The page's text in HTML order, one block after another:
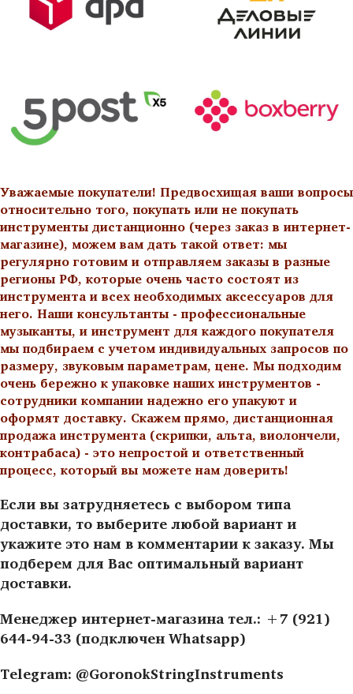
Уважаемые покупатели! Предвосхищая ваши вопросы
относительно того, покупать или не покупать
инструменты дистанционно (через заказ в интернет-
магазине), можем вам дать такой ответ: мы
регулярно готовим и отправляем заказы в разные
регионы РФ, которые очень часто состоят из
инструмента и всех необходимых аксессуаров для
него. Наши консультанты - профессиональные
музыканты, и инструмент для каждого покупателя
мы подбираем с учетом индивидуальных запросов по
размеру, звуковым параметрам, цене. Мы подходим
очень бережно к упаковке наших инструментов -
сотрудники компании надежно его упакуют и
оформят доставку. Скажем прямо, дистанционная
продажа инструмента (скрипки, альта, виолончели,
контрабаса) - это непростой и ответственный
процесс, который вы можете нам доверить!
Если вы затрудняетесь с выбором типа
доставки, то выберите любой вариант и
укажите это нам в комментарии к заказу. Мы
подберем для Вас оптимальный вариант
доставки.
Менеджер интернет-магазина тел.: +7 (921)
644-94-33 (подключен Whatsapp)
Telegram: @GoronokStringInstruments